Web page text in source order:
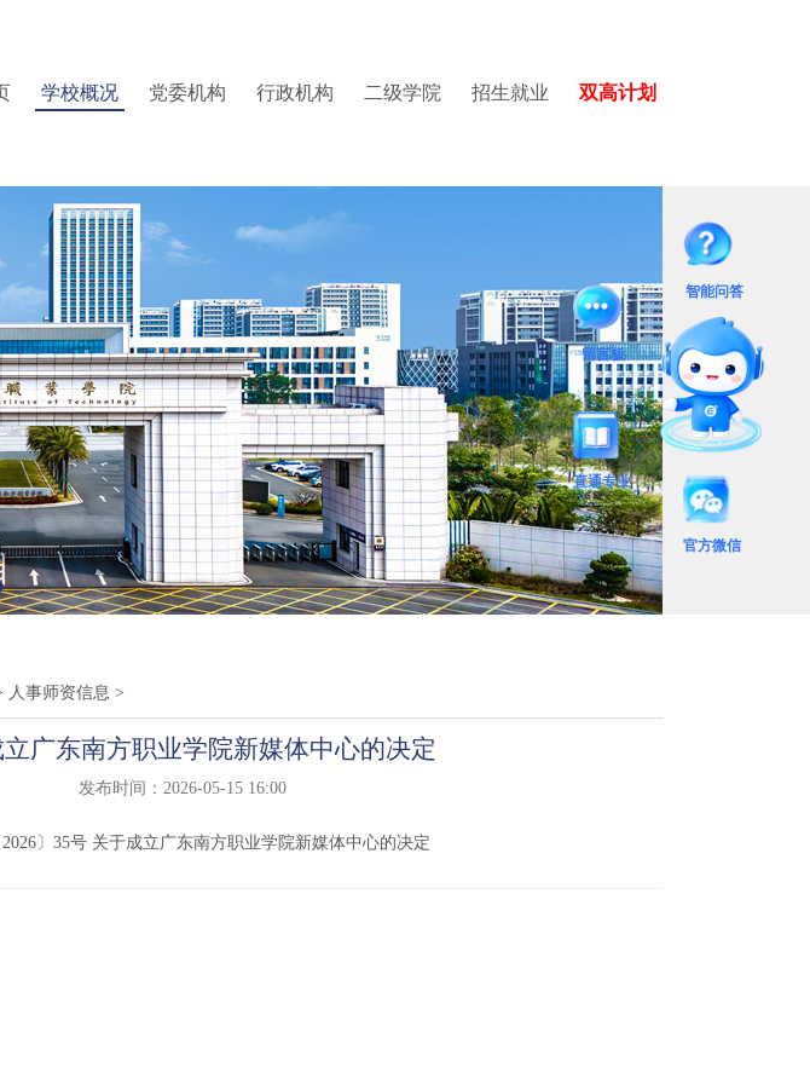
学校概况 党委机构 行政机构 二级学院 招生就业 双高计划
联系方式 校园图集
纪委办公室 党委教师工作部
团委
师发展中心）
信息中心 科研处 招生就业办公室 招生培养改革办公室
保卫处 书院管理中心 图书馆 国际学术交流中心
公室） 继续教育学院 国际教育中心
信息学院 财经学院
体育部
创新精英班 国际教育中心
人事师资信息 >
广东南方职业学院新媒体中心的决定
发布时间：2026-05-15 16:00
〕35号 关于成立广东南方职业学院新媒体中心的决定
智能问答
留言板
直通专业
官方微信